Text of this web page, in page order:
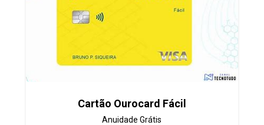
Cartão Ourocard Fácil
Anuidade Grátis